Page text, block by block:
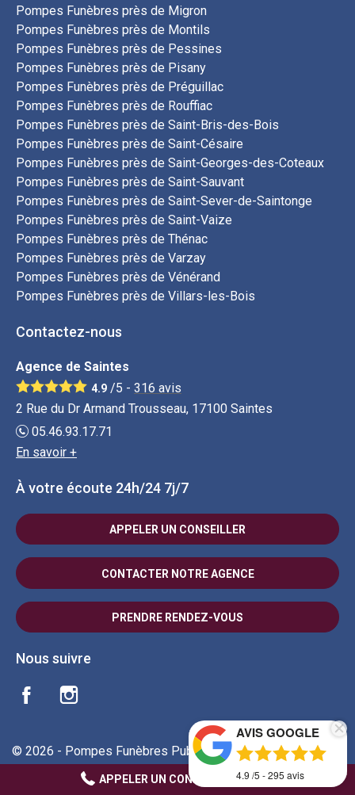
Pompes Funèbres près de Migron
Pompes Funèbres près de Montils
Pompes Funèbres près de Pessines
Pompes Funèbres près de Pisany
Pompes Funèbres près de Préguillac
Pompes Funèbres près de Rouffiac
Pompes Funèbres près de Saint-Bris-des-Bois
Pompes Funèbres près de Saint-Césaire
Pompes Funèbres près de Saint-Georges-des-Coteaux
Pompes Funèbres près de Saint-Sauvant
Pompes Funèbres près de Saint-Sever-de-Saintonge
Pompes Funèbres près de Saint-Vaize
Pompes Funèbres près de Thénac
Pompes Funèbres près de Varzay
Pompes Funèbres près de Vénérand
Pompes Funèbres près de Villars-les-Bois
Contactez-nous
Agence de Saintes
4.9 /5 - 316 avis
2 Rue du Dr Armand Trousseau, 17100 Saintes
05.46.93.17.71
En savoir +
À votre écoute 24h/24 7j/7
APPELER UN CONSEILLER
CONTACTER NOTRE AGENCE
PRENDRE RENDEZ-VOUS
Nous suivre
© 2026 - Pompes Funèbres Publiques Saintes-Saintonge -
Tous droits réservés
Politique de confidentialité
Cookies Mentions légales
APPELER UN CONSEILLER 24H/7J
AVIS GOOGLE
4.9 /5 -295 avis